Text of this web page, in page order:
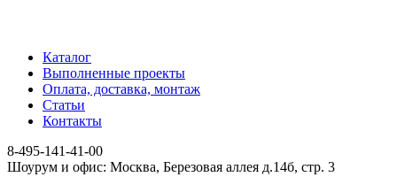
Каталог
Выполненные проекты
Оплата, доставка, монтаж
Статьи
Контакты
8-495-141-41-00
Шоурум и офис: Москва, Березовая аллея д.14б, стр. 3